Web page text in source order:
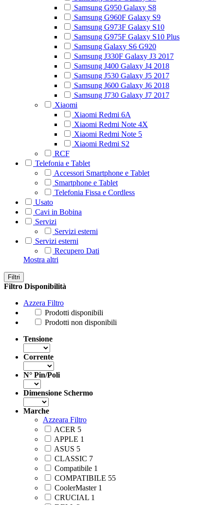
Samsung G950 Galaxy S8
Samsung G960F Galaxy S9
Samsung G973F Galaxy S10
Samsung G975F Galaxy S10 Plus
Samsung Galaxy S6 G920
Samsung J330F Galaxy J3 2017
Samsung J400 Galaxy J4 2018
Samsung J530 Galaxy J5 2017
Samsung J600 Galaxy J6 2018
Samsung J730 Galaxy J7 2017
Xiaomi
Xiaomi Redmi 6A
Xiaomi Redmi Note 4X
Xiaomi Redmi Note 5
Xiaomi Redmi S2
RCF
Telefonia e Tablet
Accessori Smartphone e Tablet
Smartphone e Tablet
Telefonia Fissa e Cordless
Usato
Cavi in Bobina
Servizi
Servizi esterni
Servizi esterni
Recupero Dati
Mostra altri
Filtri
Filtro Disponibilità
Azzera Filtro
Prodotti disponibili
Prodotti non disponibili
Tensione
Corrente
N° Pin/Poli
Dimensione Schermo
Marche
Azzeara Filtro
ACER 5
APPLE 1
ASUS 5
CLASSIC 7
Compatibile 1
COMPATIBILE 55
CoolerMaster 1
CRUCIAL 1